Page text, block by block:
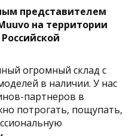
представителем
на территории
огромный склад с
в наличии. У нас
партнеров в
потрогать, пощупать,